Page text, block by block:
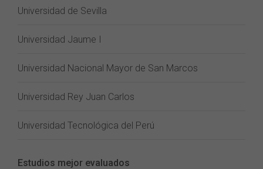
Universidad de Sevilla
Universidad Jaume I
Universidad Nacional Mayor de San Marcos
Universidad Rey Juan Carlos
Universidad Tecnológica del Perú
Estudios mejor evaluados